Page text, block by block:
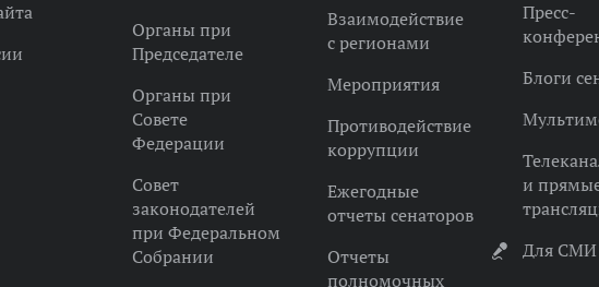
Органы при
Председателе
Органы при
Совете
Федерации
Совет
законодателей
при Федеральном
Собрании
Взаимодействие
с регионами
Мероприятия
Противодействие
коррупции
Ежегодные
отчеты сенаторов
Отчеты
полномочных
Пресс-
Блоги
и
Для СМИ